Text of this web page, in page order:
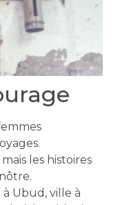
les histoires
Ubud, ville à